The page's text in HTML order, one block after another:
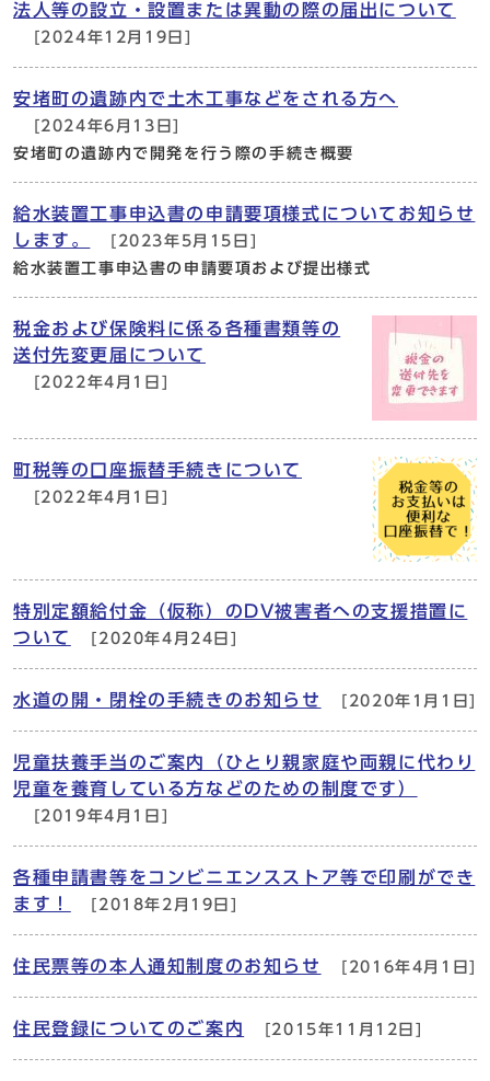
法人等の設立・設置または異動の際の届出について
[2024年12月19日]
安堵町の遺跡内で土木工事などをされる方へ
[2024年6月13日]
安堵町の遺跡内で開発を行う際の手続き概要
給水装置工事申込書の申請要項様式についてお知らせ
します。
[2023年5月15日]
給水装置工事申込書の申請要項および提出様式
税金および保険料に係る各種書類等の
送付先変更届について
[2022年4月1日]
町税等の口座振替手続きについて
[2022年4月1日]
特別定額給付金（仮称）のDV被害者への支援措置に
ついて
[2020年4月24日]
水道の開・閉栓の手続きのお知らせ [2020年1月1日]
児童扶養手当のご案内（ひとり親家庭や両親に代わり
児童を養育している方などのための制度です）
[2019年4月1日]
各種申請書等をコンビニエンスストア等で印刷ができ
ます！
[2018年2月19日]
住民票等の本人通知制度のお知らせ [2016年4月1日]
住民登録についてのご案内 [2015年11月12日]